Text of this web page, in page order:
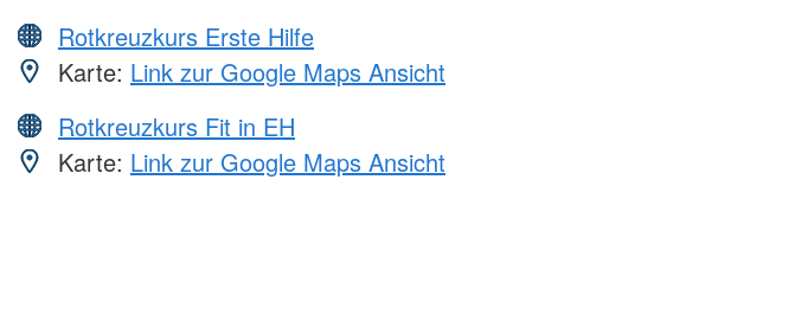
Rotkreuzkurs Erste Hilfe
Karte: Link zur Google Maps Ansicht
Rotkreuzkurs Fit in EH
Karte: Link zur Google Maps Ansicht